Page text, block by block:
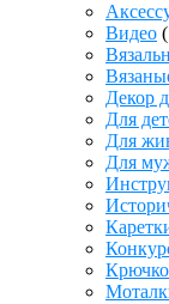
Видео
Декор
Для
Для
Для